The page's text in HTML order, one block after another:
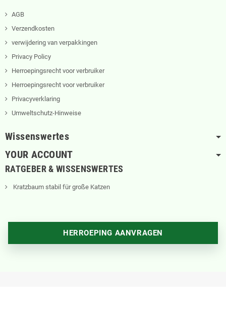
AGB
Verzendkosten
verwijdering van verpakkingen
Privacy Policy
Herroepingsrecht voor verbruiker
Herroepingsrecht voor verbruiker
Privacyverklaring
Umweltschutz-Hinweise
Wissenswertes
YOUR ACCOUNT
RATGEBER & WISSENSWERTES
Kratzbaum stabil für große Katzen
HERROEPING AANVRAGEN